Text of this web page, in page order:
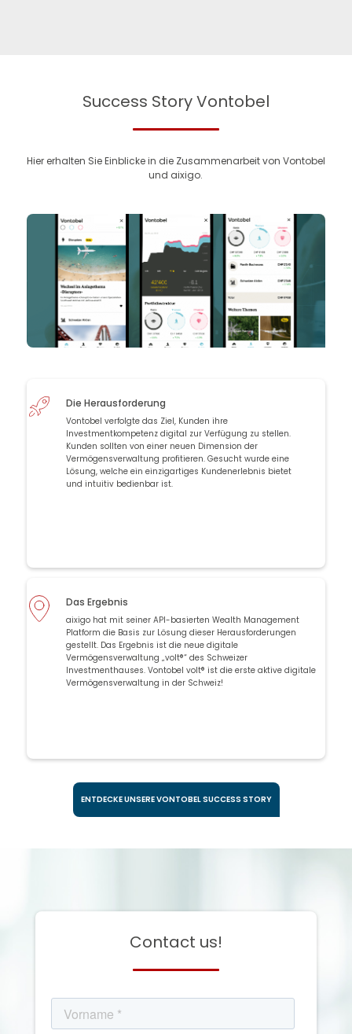
Success Story Vontobel
Hier erhalten Sie Einblicke in die Zusammenarbeit von Vontobel
und aixigo.
Die Herausforderung
Vontobel verfolgte das Ziel, Kunden ihre
Investmentkompetenz digital zur Verfügung zu stellen.
Kunden sollten von einer neuen Dimension der
Vermögensverwaltung profitieren. Gesucht wurde eine
Lösung, welche ein einzigartiges Kundenerlebnis bietet
und intuitiv bedienbar ist.
Das Ergebnis
aixigo hat mit seiner API-basierten Wealth Management
Platform die Basis zur Lösung dieser Herausforderungen
gestellt. Das Ergebnis ist die neue digitale
Vermögensverwaltung „volt®“ des Schweizer
Investmenthauses. Vontobel volt® ist die erste aktive digitale
Vermögensverwaltung in der Schweiz!
ENTDECKE UNSERE VONTOBEL SUCCESS STORY
Contact us!